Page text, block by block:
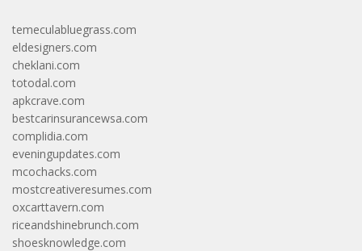
temeculabluegrass.com
eldesigners.com
cheklani.com
totodal.com
apkcrave.com
bestcarinsurancewsa.com
complidia.com
eveningupdates.com
mcochacks.com
mostcreativeresumes.com
oxcarttavern.com
riceandshinebrunch.com
shoesknowledge.com